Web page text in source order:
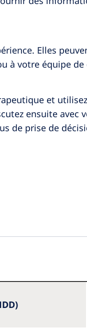
Elles
à votre équipe de
et
ensuite avec
de prise de